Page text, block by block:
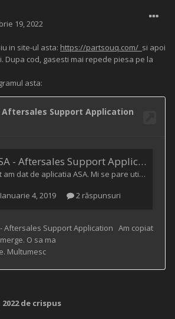
19, 2022
in site-ul asta: https://partsouq.com/ si apoi
Dupa cod, gasesti mai repede piesa pe la
asta:
de crispus